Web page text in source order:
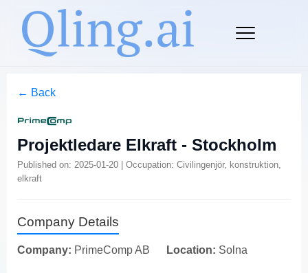
← Back
Projektledare Elkraft - Stockholm
Published on: 2025-01-20 | Occupation: Civilingenjör, konstruktion,
elkraft
Company Details
Company: PrimeComp AB Location: Solna